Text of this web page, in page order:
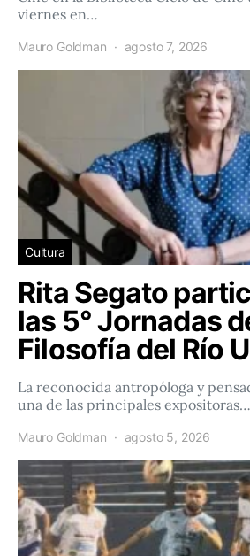
viernes en…
Mauro Goldman agosto 7, 2026
Cultura
Rita Segato
las 5° Jornadas
Filosofía del Río
La reconocida antropóloga y
una de las principales expositoras…
Mauro Goldman agosto 5, 2026